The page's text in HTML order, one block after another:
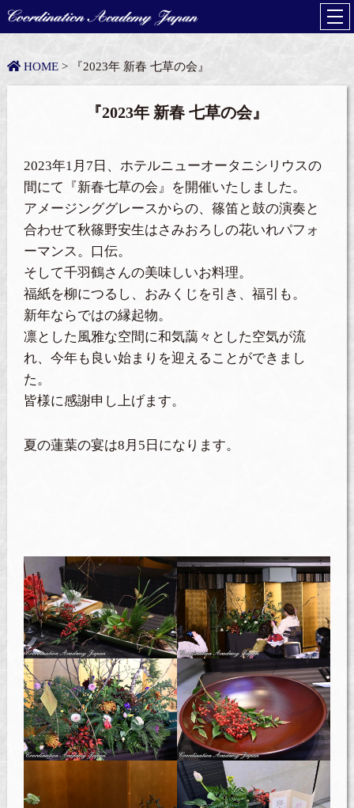
HOME> 『2023年 新春 七草の会』
『2023年 新春 七草の会』
2023年1月7日、ホテルニューオータニシリウスの
間にて『新春七草の会』を開催いたしました。
アメージンググレースからの、篠笛と鼓の演奏と
合わせて秋篠野安生はさみおろしの花いれパフォ
ーマンス。口伝。
そして千羽鶴さんの美味しいお料理。
福紙を柳につるし、おみくじを引き、福引も。
新年ならではの縁起物。
凛とした風雅な空間に和気藹々とした空気が流
れ、今年も良い始まりを迎えることができまし
た。
皆様に感謝申し上げます。
夏の蓮葉の宴は8月5日になります。